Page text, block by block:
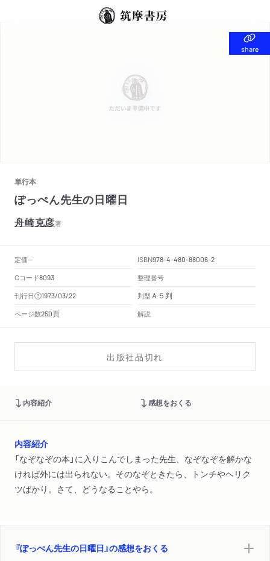
share
share
単行本
ぽっぺん先生の日曜日
舟崎克彦著
定価-- ISBN978-4-480-88006-2
Cコード8093
整理番号
刊行日
1973/03/22 判型 Ａ５判
ページ数250頁 解説
出版社品切れ
内容紹介 感想をおくる
内容紹介
「なぞなぞの本」に入りこんでしまった先生、なぞなぞを解かな
ければ外には出られない。そのなぞときたら、トンチやヘリク
ツばかり。さて、どうなることやら。
『ぽっぺん先生の日曜日』の感想をおくる